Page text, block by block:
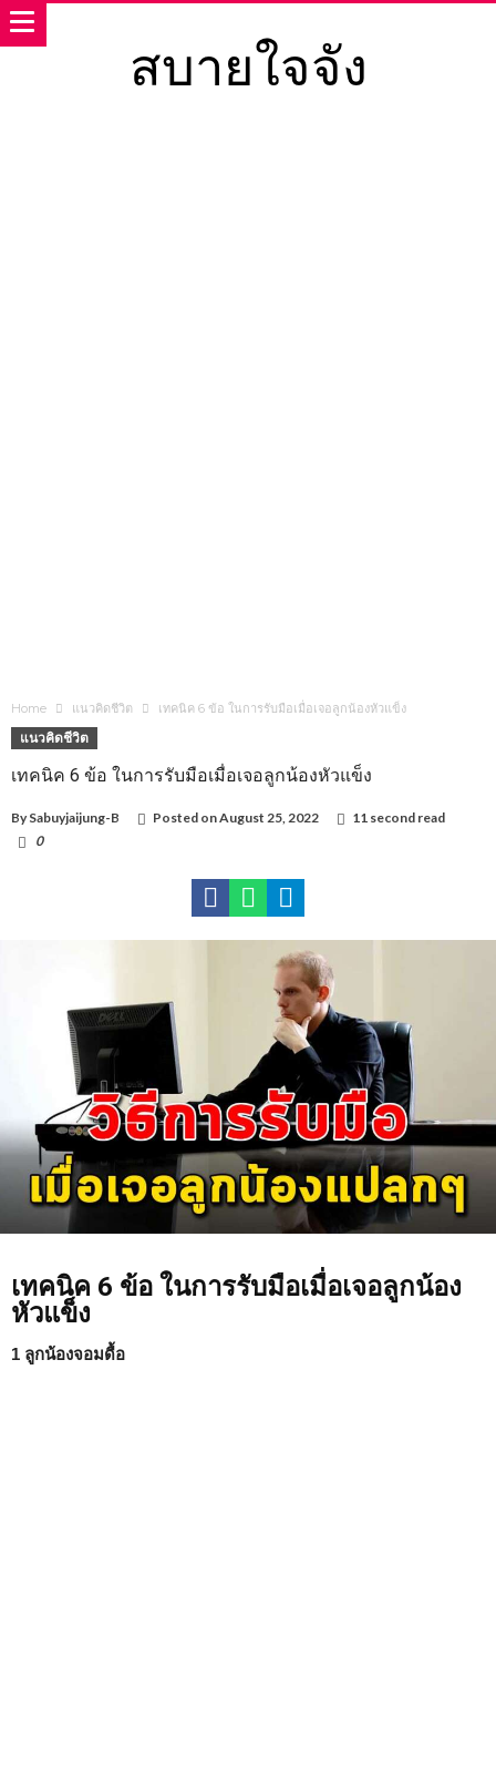
สบายใจจัง
Home แนวคิดชีวิต เทคนิค 6 ข้อ ในการรับมือเมื่อเจอลูกน้องหัวแข็ง
แนวคิดชีวิต
เทคนิค 6 ข้อ ในการรับมือเมื่อเจอลูกน้องหัวแข็ง
By Sabuyjaijung-B Posted onAugust 25, 2022
11 second read
0
เทคนิค 6 ข้อ ในการรับมือเมื่อเจอลูกน้อง
หัวแข็ง
1 ลูกน้องจอมดื้อ